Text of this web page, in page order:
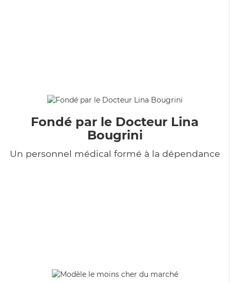
Fondé par le Docteur Lina
Bougrini
Un personnel médical formé à la dépendance